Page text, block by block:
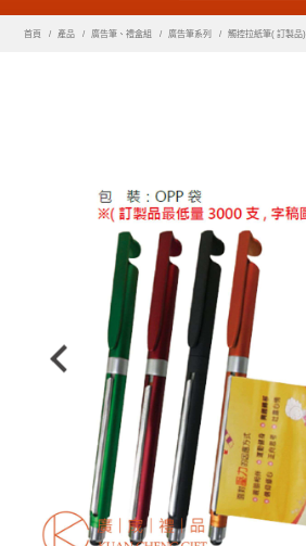
首頁 產品 廣告筆、禮盒組 廣告筆系列 觸控拉紙筆( 訂製品)